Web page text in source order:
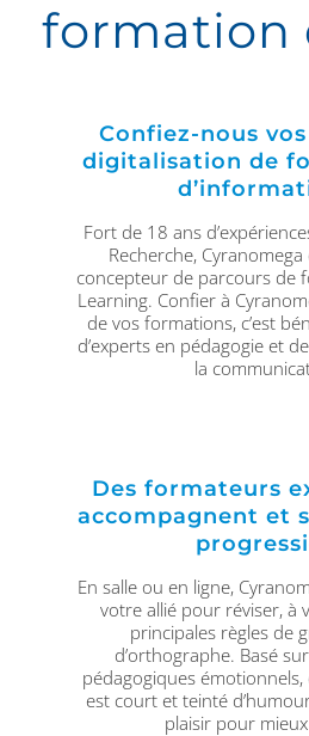
formation
Confiez-nous
digitalisation de
Fort de 18 ans
Recherche,
concepteur de parcours de
Learning. Confier à
de vos formations, c’est
d’experts en pédagogie et
la
Des formateurs
accompagnent et
En salle ou en ligne,
votre allié pour réviser, à
principales règles de
d’orthographe. Basé
pédagogiques
est court et teinté
plaisir pour